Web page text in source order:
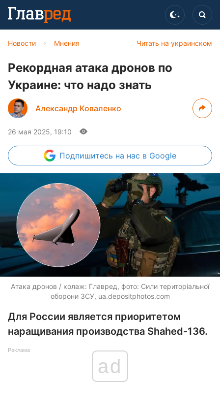
Читать на украинском
Новости › Мнения
Рекордная атака дронов по
Украине: что надо знать
Александр Коваленко
26 мая 2025, 19:10
Подпишитесь на нас в Google
Атака дронов / колаж: Главред, фото: Сили територіальної
оборони ЗСУ, ua.depositphotos.com
Для России является приоритетом
наращивания производства Shahed-136.
Реклама
ad